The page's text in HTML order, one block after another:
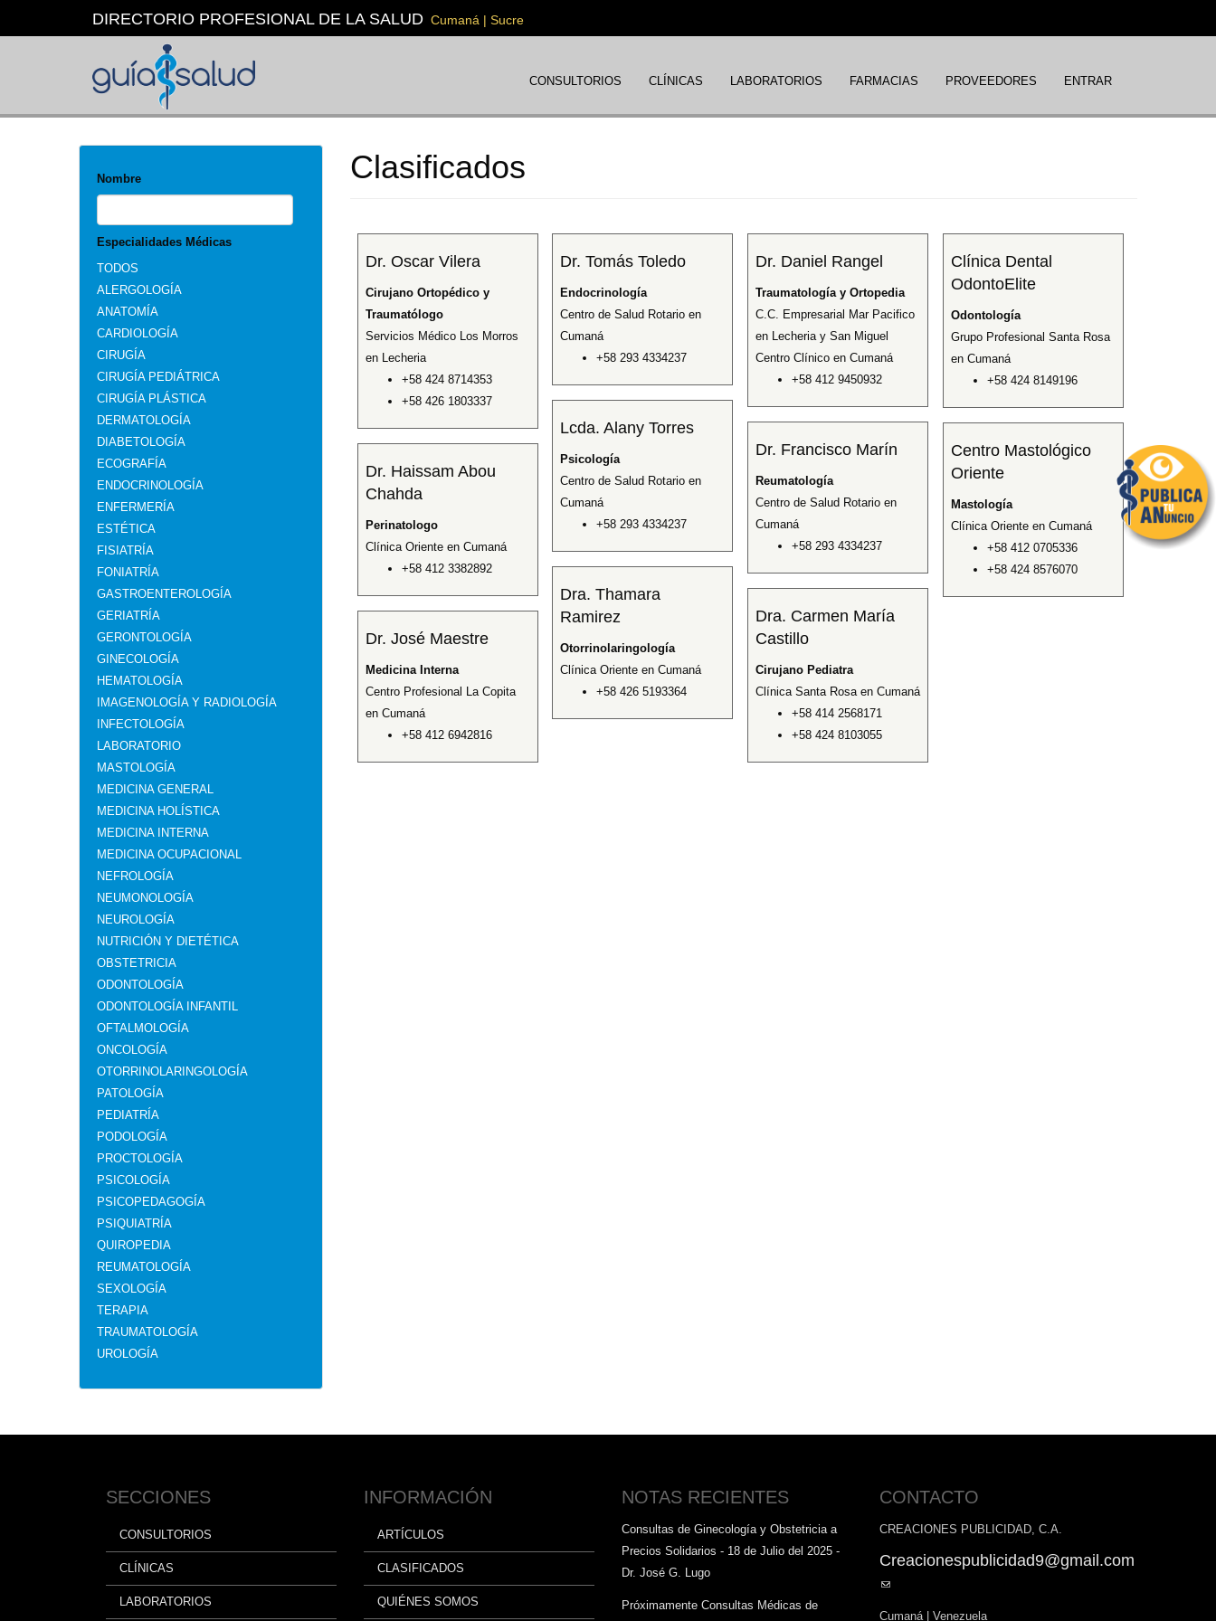
DIRECTORIO PROFESIONAL DE LA SALUD Cumaná | Sucre
CONSULTORIOS CLÍNICAS LABORATORIOS FARMACIAS PROVEEDORES ENTRAR
Nombre
Especialidades Médicas
TODOS
ALERGOLOGÍA
ANATOMÍA
CARDIOLOGÍA
CIRUGÍA
CIRUGÍA PEDIÁTRICA
CIRUGÍA PLÁSTICA
DERMATOLOGÍA
DIABETOLOGÍA
ECOGRAFÍA
ENDOCRINOLOGÍA
ENFERMERÍA
ESTÉTICA
FISIATRÍA
FONIATRÍA
GASTROENTEROLOGÍA
GERIATRÍA
GERONTOLOGÍA
GINECOLOGÍA
HEMATOLOGÍA
IMAGENOLOGÍA Y RADIOLOGÍA
INFECTOLOGÍA
LABORATORIO
MASTOLOGÍA
MEDICINA GENERAL
MEDICINA HOLÍSTICA
MEDICINA INTERNA
MEDICINA OCUPACIONAL
NEFROLOGÍA
NEUMONOLOGÍA
NEUROLOGÍA
NUTRICIÓN Y DIETÉTICA
OBSTETRICIA
ODONTOLOGÍA
ODONTOLOGÍA INFANTIL
OFTALMOLOGÍA
ONCOLOGÍA
OTORRINOLARINGOLOGÍA
PATOLOGÍA
PEDIATRÍA
PODOLOGÍA
PROCTOLOGÍA
PSICOLOGÍA
PSICOPEDAGOGÍA
PSIQUIATRÍA
QUIROPEDIA
REUMATOLOGÍA
SEXOLOGÍA
TERAPIA
TRAUMATOLOGÍA
UROLOGÍA
Clasificados
Dr. Oscar Vilera
Cirujano Ortopédico y
Traumatólogo
Servicios Médico Los Morros
en Lecheria
+58 424 8714353
+58 426 1803337
Dr. Tomás Toledo
Endocrinología
Centro de Salud Rotario en
Cumaná
+58 293 4334237
Dr. Daniel Rangel
Traumatología y Ortopedia
C.C. Empresarial Mar Pacifico
en Lecheria y San Miguel
Centro Clínico en Cumaná
+58 412 9450932
Clínica Dental
OdontoElite
Odontología
Grupo Profesional Santa Rosa
en Cumaná
+58 424 8149196
Lcda. Alany Torres
Psicología
Centro de Salud Rotario en
Cumaná
+58 293 4334237
Dr. Francisco Marín
Reumatología
Centro de Salud Rotario en
Cumaná
+58 293 4334237
Centro Mastológico
Oriente
Mastología
Clínica Oriente en Cumaná
+58 412 0705336
+58 424 8576070
Dr. Haissam Abou
Chahda
Perinatologo
Clínica Oriente en Cumaná
+58 412 3382892
Dra. Thamara
Ramirez
Otorrinolaringología
Clínica Oriente en Cumaná
+58 426 5193364
Dra. Carmen María
Castillo
Cirujano Pediatra
Clínica Santa Rosa en Cumaná
+58 414 2568171
+58 424 8103055
Dr. José Maestre
Medicina Interna
Centro Profesional La Copita
en Cumaná
+58 412 6942816
SECCIONES
CONSULTORIOS
CLÍNICAS
LABORATORIOS
INFORMACIÓN
ARTÍCULOS
CLASIFICADOS
QUIÉNES SOMOS
NOTAS RECIENTES
Consultas de Ginecología y Obstetricia a
Precios Solidarios - 18 de Julio del 2025 -
Dr. José G. Lugo
Próximamente Consultas Médicas de
CONTACTO
CREACIONES PUBLICIDAD, C.A.
Creacionespublicidad9@gmail.com
(link
Cumaná | Venezuela